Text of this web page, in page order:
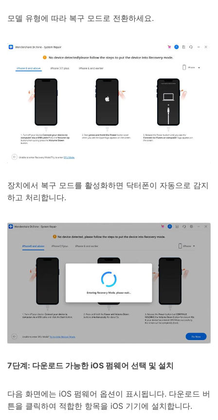
모델 유형에 따라 복구 모드로 전환하세요.
장치에서 복구 모드를 활성화하면 닥터폰이 자동으로 감지
하고 처리합니다.
7단계: 다운로드 가능한 iOS 펌웨어 선택 및 설치
다음 화면에는 iOS 펌웨어 옵션이 표시됩니다. 다운로드 버
튼을 클릭하여 적합한 항목을 iOS 기기에 설치합니다.